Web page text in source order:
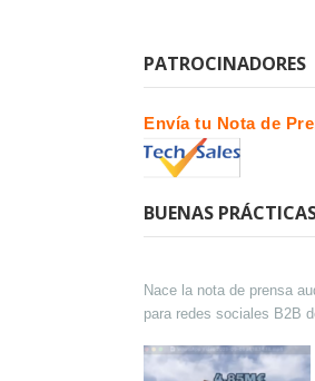
PATROCINADORES
Envía tu Nota de
BUENAS
Nace la nota de prensa
para redes sociales B2B